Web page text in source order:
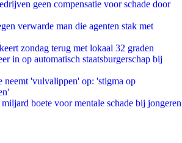
geen compensatie voor schade door
verwarde man die agenten stak met
zondag terug met lokaal 32 graden
in op automatisch staatsburgerschap bij
neemt 'vulvalippen' op: 'stigma op
boete voor mentale schade bij jongeren